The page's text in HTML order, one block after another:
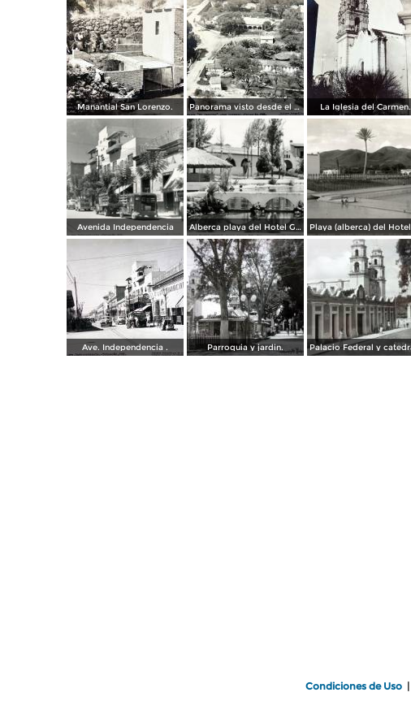
Manantial San Lorenzo. Panorama visto desde el cerrito. La Iglesia del Carmen.
Avenida Independencia Alberca playa del Hotel Garci Crespo
Ave. Independencia . Parroquia y jardin.
Condiciones de Uso